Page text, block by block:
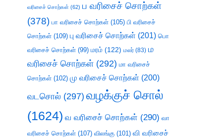
வரிசைச் சொற்கள் (62) ப வரிசைச் சொற்கள்
(378) பா வரிசைச் சொற்கள் (105) பி வரிசைச்
சொற்கள் (109) பு வரிசைச் சொற்கள் (201) பொ
வரிசைச் சொற்கள் (99) மரம் (122) மலர் (83) ம
வரிசைச் சொற்கள் (292) மா வரிசைச்
சொற்கள் (102) மு வரிசைச் சொற்கள் (200)
வடசொல் (297) வழக்குச் சொல்
(1624) வ வரிசைச் சொற்கள் (290) வா
வரிசைச் சொற்கள் (107) விலங்கு (101) வி வரிசைச்